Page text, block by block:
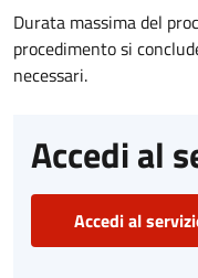
Durata massima del
procedimento si
necessari.
Accedi al
Accedi al